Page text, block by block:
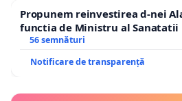
Propunem reinvestirea d-nei
functia de Ministru al Sanatatii
56 semnături
Notificare de transparență